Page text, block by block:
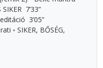
SIKER 7’33”
3’05”
◦ SIKER, BŐSÉG,